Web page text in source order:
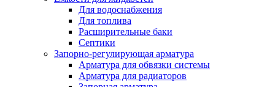
Для водоснабжения
Для топлива
Расширительные баки
Септики
Запорно-регулирующая арматура
Арматура для обвязки системы
Арматура для радиаторов